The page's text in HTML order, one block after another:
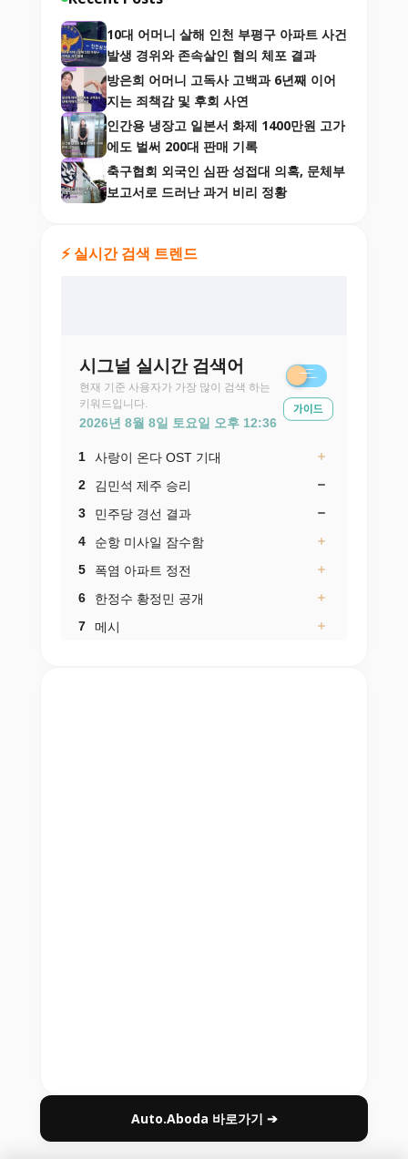
10대 어머니 살해 인천 부평구 아파트 사건
발생 경위와 존속살인 혐의 체포 결과
방은희 어머니 고독사 고백과 6년째 이어
지는 죄책감 및 후회 사연
인간용 냉장고 일본서 화제 1400만원 고가
에도 벌써 200대 판매 기록
축구협회 외국인 심판 성접대 의혹, 문체부
보고서로 드러난 과거 비리 정황
⚡ 실시간 검색 트렌드
Auto.Aboda 바로가기 ➔